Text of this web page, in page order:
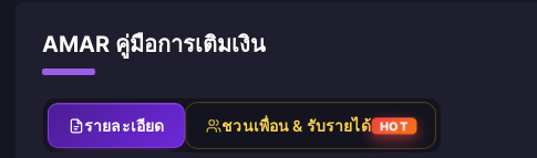
AMAR คู่มือการเติมเงิน
รายละเอียด ชวนเพื่อน & รับรายได้ HOT